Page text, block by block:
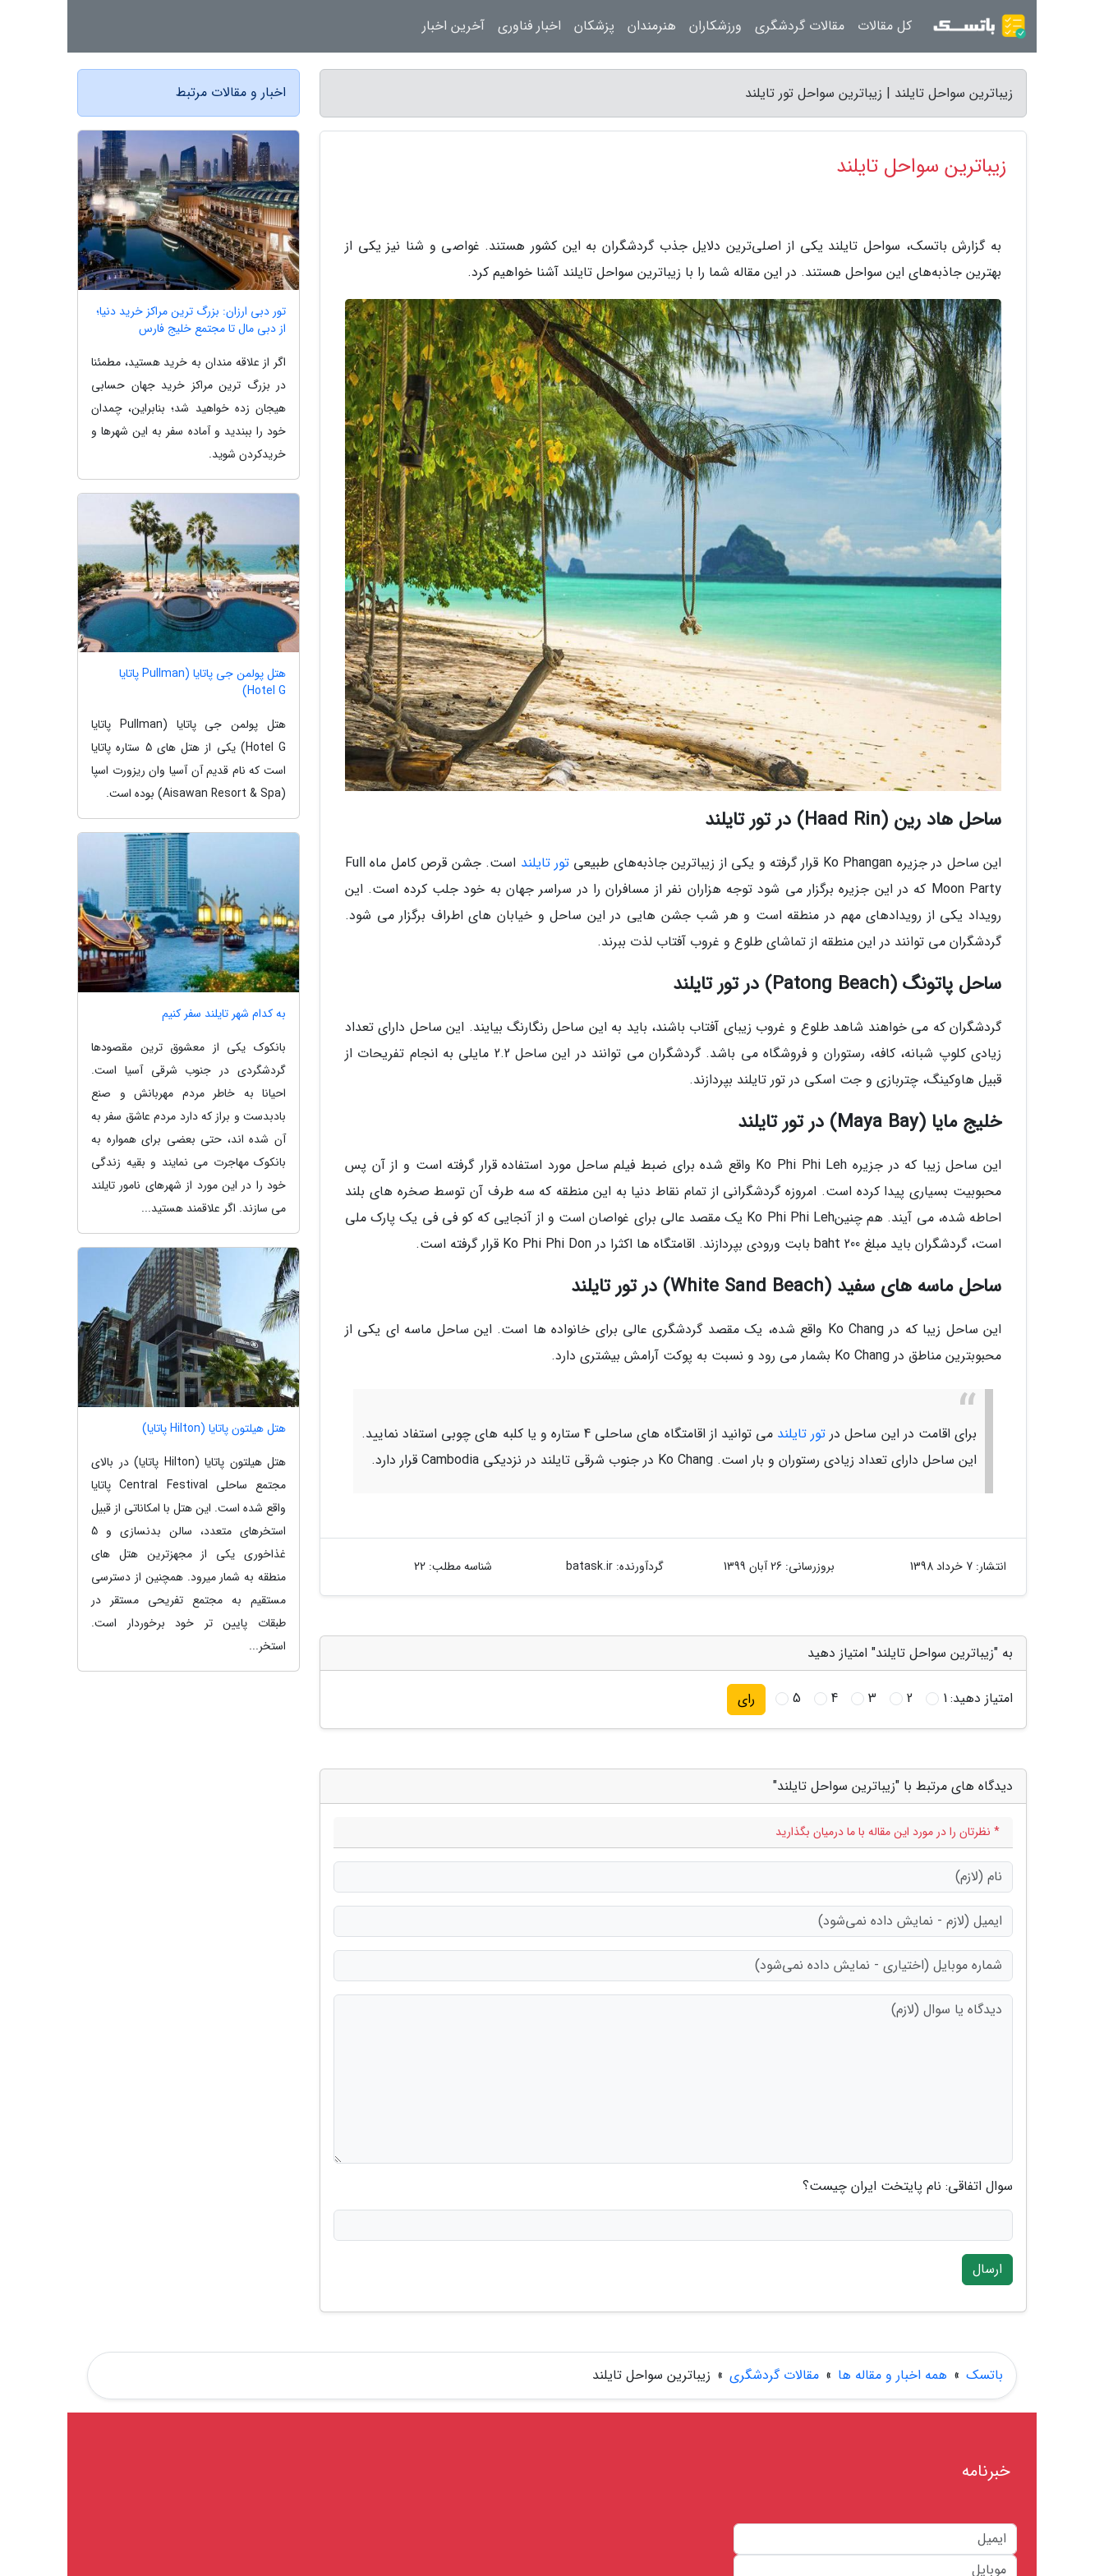
زیباترین سواحل تایلند | زیباترین سواحل تور تایلند
زیباترین سواحل تایلند
به گزارش باتسک، سواحل تایلند یکی از اصلی‌ترین دلایل جذب گردشگران به این کشور هستند. غواصی و شنا نیز یکی از
بهترین جاذبه‌های این سواحل هستند. در این مقاله شما را با زیباترین سواحل تایلند آشنا خواهیم کرد.
ساحل هاد رین (Haad Rin) در تور تایلند
این ساحل در جزیره Ko Phangan قرار گرفته و یکی از زیباترین جاذبه‌های طبیعی تور تایلند
است. جشن قرص کامل ماه Full
Moon Party که در این جزیره برگزار می شود توجه هزاران نفر از مسافران را در سراسر جهان به خود جلب کرده است. این
رویداد یکی از رویدادهای مهم در منطقه است و هر شب جشن هایی در این ساحل و خیابان های اطراف برگزار می شود.
گردشگران می توانند در این منطقه از تماشای طلوع و غروب آفتاب لذت ببرند.
ساحل پاتونگ (Patong Beach) در تور تایلند
گردشگران که می خواهند شاهد طلوع و غروب زیبای آفتاب باشند، باید به این ساحل رنگارنگ بیایند. این ساحل دارای تعداد
زیادی کلوپ شبانه، کافه، رستوران و فروشگاه می باشد. گردشگران می توانند در این ساحل 2.2 مایلی به انجام تفریحات از
قبیل هاوکینگ، چتربازی و جت اسکی در تور تایلند بپردازند.
خلیج مایا (Maya Bay) در تور تایلند
این ساحل زیبا که در جزیره Ko Phi Phi Leh واقع شده برای ضبط فیلم ساحل مورد استفاده قرار گرفته است و از آن پس
محبوبیت بسیاری پیدا کرده است. امروزه گردشگرانی از تمام نقاط دنیا به این منطقه که سه طرف آن توسط صخره های بلند
احاطه شده، می آیند. هم چنینKo Phi Phi Leh یک مقصد عالی برای غواصان است و از آنجایی که کو فی فی یک پارک ملی
است، گردشگران باید مبلغ baht 200 بابت ورودی بپردازند. اقامتگاه ها اکثرا در Ko Phi Phi Don قرار گرفته است.
ساحل ماسه های سفید (White Sand Beach) در تور تایلند
این ساحل زیبا که در Ko Chang واقع شده، یک مقصد گردشگری عالی برای خانواده ها است. این ساحل ماسه ای یکی از
محبوبترین مناطق در Ko Chang بشمار می رود و نسبت به پوکت آرامش بیشتری دارد.
برای اقامت در این ساحل در تور تایلند
می توانید از اقامتگاه های ساحلی 4 ستاره و یا کلبه های چوبی استفاد نمایید.
این ساحل دارای تعداد زیادی رستوران و بار است. Ko Chang در جنوب شرقی تایلند در نزدیکی Cambodia قرار دارد.
انتشار: 7 خرداد 1398 بروزرسانی: 26 آبان 1399 گردآورنده:batask.ir شناسه مطلب: 22
به "زیباترین سواحل تایلند" امتیاز دهید
امتیاز دهید:1
2
3
4
5 رای
دیدگاه های مرتبط با "زیباترین سواحل تایلند"
* نظرتان را در مورد این مقاله با ما درمیان بگذارید
سوال اتفاقی: نام پایتخت ایران چیست؟
ارسال
اخبار و مقالات مرتبط
تور دبی ارزان: بزرگ ترین مراکز خرید دنیا؛
از دبی مال تا مجتمع خلیج فارس
اگر از علاقه مندان به خرید هستید، مطمئنا
در بزرگ ترین مراکز خرید جهان حسابی
هیجان زده خواهید شد؛ بنابراین، چمدان
خود را ببندید و آماده سفر به این شهرها و
خریدکردن شوید.
هتل پولمن جی پاتایا (Pullman پاتایا
Hotel G)
هتل پولمن جی پاتایا (Pullman پاتایا
Hotel G) یکی از هتل های 5 ستاره پاتایا
است که نام قدیم آن آسیا وان ریزورت اسپا
(Aisawan Resort & Spa) بوده است.
به کدام شهر تایلند سفر کنیم
بانکوک یکی از معشوق ترین مقصودها
گردشگردی در جنوب شرقی آسیا است.
احیانا به خاطر مردم مهربانش و صنع
بادبدست و براز که دارد مردم عاشق سفر به
آن شده اند، حتی بعضی برای همواره به
بانکوک مهاجرت می نمایند و بقیه زندگی
خود را در این مورد از شهرهای نامور تایلند
می سازند. اگر علاقمند هستید...
هتل هیلتون پاتایا (Hilton پاتایا)
هتل هیلتون پاتایا (Hilton پاتایا) در بالای
مجتمع ساحلی Central Festival پاتایا
واقع شده است. این هتل با امکاناتی از قبیل
استخرهای متعدد، سالن بدنسازی و 5
غذاخوری یکی از مجهزترین هتل های
منطقه به شمار میرود. همچنین از دسترسی
مستقیم به مجتمع تفریحی مستقر در
طبقات پایین تر خود برخوردار است.
استخر...
باتسک » همه اخبار و مقاله ها » مقالات گردشگری » زیباترین سواحل تایلند
کل مقالات مقالات گردشگری ورزشکاران هنرمندان پزشکان اخبار فناوری آخرین اخبار
خبرنامه